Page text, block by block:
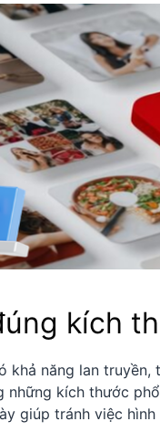
kích
khả năng lan
kích thước
giúp tránh việc